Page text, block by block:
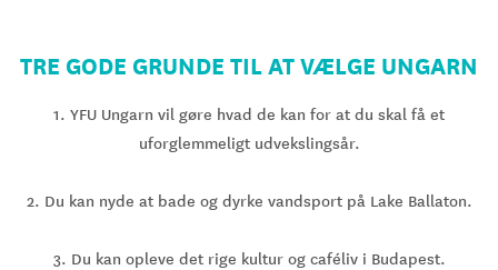
TRE GODE GRUNDE TIL AT VÆLGE UNGARN
1. YFU Ungarn vil gøre hvad de kan for at du skal få et
uforglemmeligt udvekslingsår.
2. Du kan nyde at bade og dyrke vandsport på Lake Ballaton.
3. Du kan opleve det rige kultur og caféliv i Budapest.